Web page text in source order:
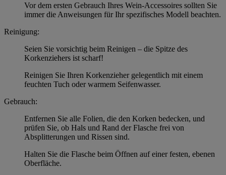
Vor dem ersten Gebrauch Ihres Wein-Accessoires sollten Sie
immer die Anweisungen für Ihr spezifisches Modell beachten.
Reinigung:
Seien Sie vorsichtig beim Reinigen – die Spitze des
Korkenziehers ist scharf!
Reinigen Sie Ihren Korkenzieher gelegentlich mit einem
feuchten Tuch oder warmem Seifenwasser.
Gebrauch:
Entfernen Sie alle Folien, die den Korken bedecken, und
prüfen Sie, ob Hals und Rand der Flasche frei von
Absplitterungen und Rissen sind.
Halten Sie die Flasche beim Öffnen auf einer festen, ebenen
Oberfläche.